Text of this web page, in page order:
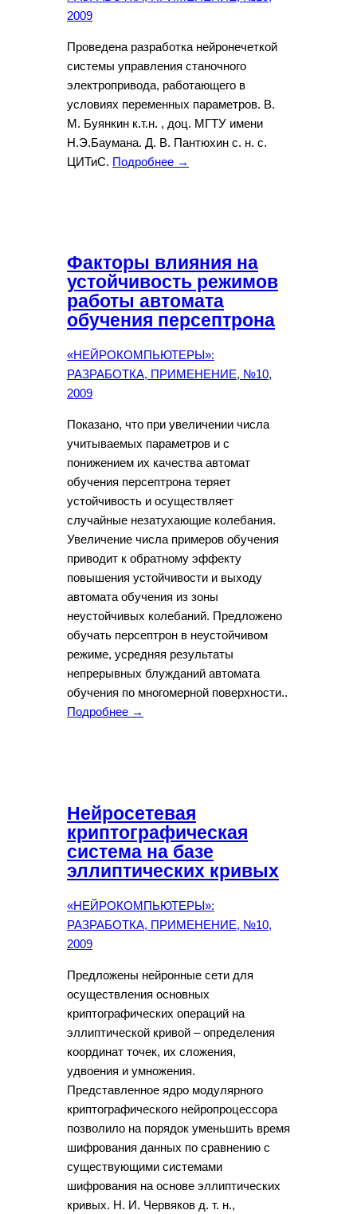
2009
Проведена разработка нейронечеткой
системы управления станочного
электропривода, работающего в
условиях переменных параметров. В.
М. Буянкин к.т.н. , доц. МГТУ имени
Н.Э.Баумана. Д. В. Пантюхин с. н. с.
ЦИТиС. Подробнее →
Факторы влияния на
устойчивость режимов
работы автомата
обучения персептрона
«НЕЙРОКОМПЬЮТЕРЫ»:
РАЗРАБОТКА, ПРИМЕНЕНИЕ, №10,
2009
Показано, что при увеличении числа
учитываемых параметров и с
понижением их качества автомат
обучения персептрона теряет
устойчивость и осуществляет
случайные незатухающие колебания.
Увеличение числа примеров обучения
приводит к обратному эффекту
повышения устойчивости и выходу
автомата обучения из зоны
неустойчивых колебаний. Предложено
обучать персептрон в неустойчивом
режиме, усредняя результаты
непрерывных блужданий автомата
обучения по многомерной поверхности..
Подробнее →
Нейросетевая
криптографическая
система на базе
эллиптических кривых
«НЕЙРОКОМПЬЮТЕРЫ»:
РАЗРАБОТКА, ПРИМЕНЕНИЕ, №10,
2009
Предложены нейронные сети для
осуществления основных
криптографических операций на
эллиптической кривой – определения
координат точек, их сложения,
удвоения и умножения.
Представленное ядро модулярного
криптографического нейропроцессора
позволило на порядок уменьшить время
шифрования данных по сравнению с
существующими системами
шифрования на основе эллиптических
кривых. Н. И. Червяков д. т. н.,